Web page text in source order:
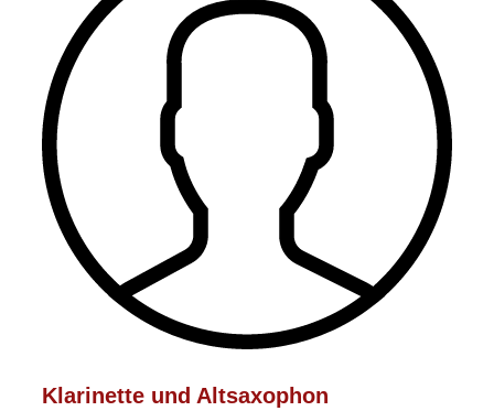
Klarinette und Altsaxophon